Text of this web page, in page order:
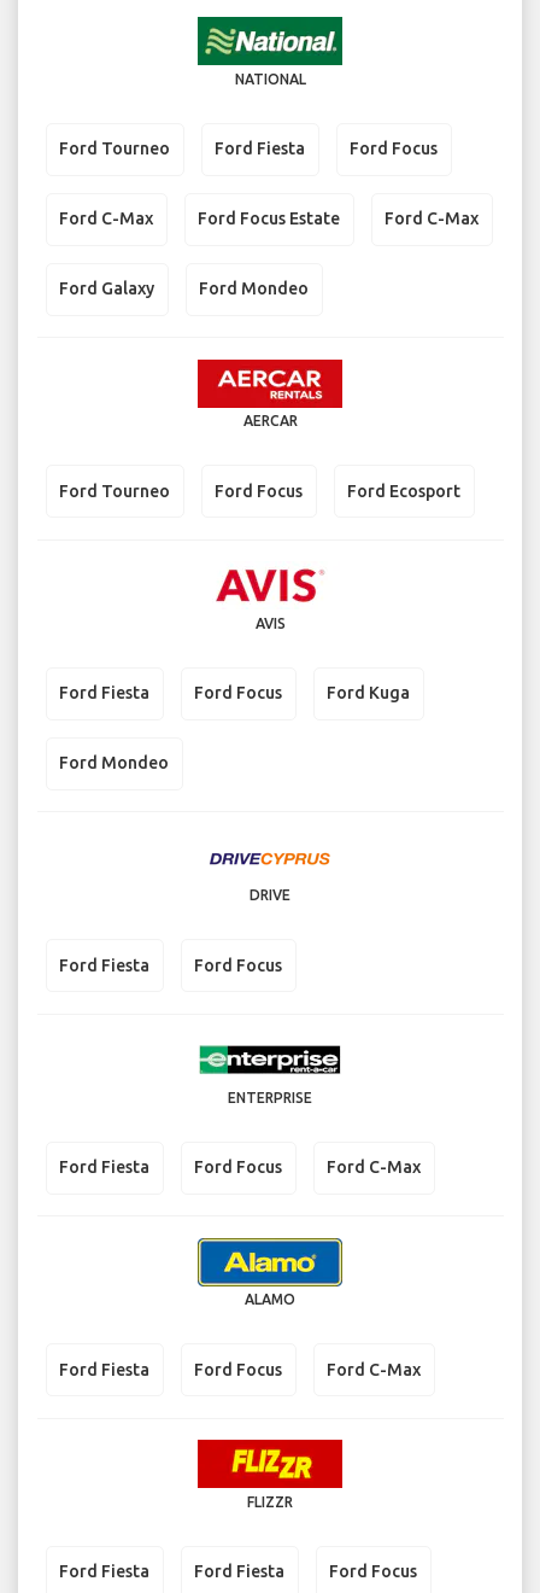
NATIONAL
Ford Tourneo Ford Fiesta Ford Focus
Ford C-Max Ford Focus Estate Ford C-Max
Ford Galaxy Ford Mondeo
AERCAR
Ford Tourneo Ford Focus Ford Ecosport
AVIS
Ford Fiesta Ford Focus Ford Kuga
Ford Mondeo
DRIVE
Ford Fiesta Ford Focus
ENTERPRISE
Ford Fiesta Ford Focus Ford C-Max
ALAMO
Ford Fiesta Ford Focus Ford C-Max
FLIZZR
Ford Fiesta Ford Fiesta Ford Focus